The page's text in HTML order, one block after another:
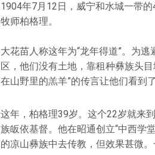
1904年7月12日，威宁和水城一带
牧师柏格理。
大花苗人称这年为“龙年得道”。为
区，他们没有土地，靠租种彝族头
在山野里的羔羊”的传言让他们看到了
这年，柏格理39岁。这个22岁就来
族皈依基督。他在昭通创立“中西学
的凉山彝族中去传教，但效果甚微